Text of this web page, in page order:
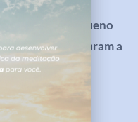
Um pequeno
hábitos começaram a